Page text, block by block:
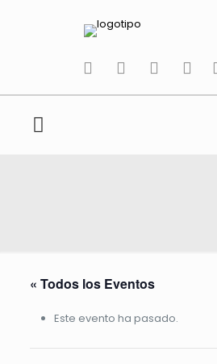
tiktokfacebook
« Todos los Eventos
Este evento ha pasado.